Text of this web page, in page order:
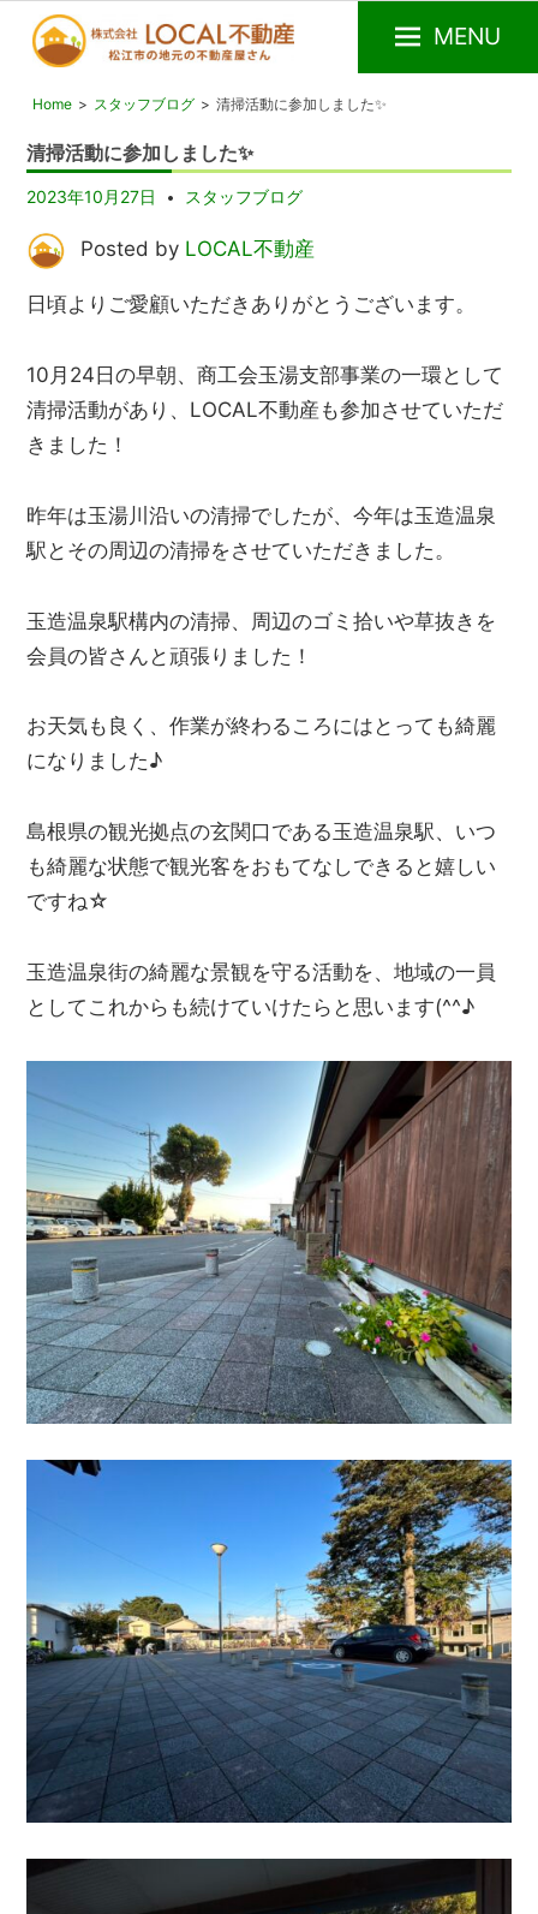
動
産
江
の
動
産
屋
MENU
Home スタッフブログ 清掃活動に参加しました✨
清掃活動に参加しました✨
2023年10月27日 スタッフブログ
Posted by LOCAL不動産
日頃よりご愛顧いただきありがとうございます。
10月24日の早朝、商工会玉湯支部事業の一環として
清掃活動があり、LOCAL不動産も参加させていただ
きました！
昨年は玉湯川沿いの清掃でしたが、今年は玉造温泉
駅とその周辺の清掃をさせていただきました。
玉造温泉駅構内の清掃、周辺のゴミ拾いや草抜きを
会員の皆さんと頑張りました！
お天気も良く、作業が終わるころにはとっても綺麗
になりました♪
島根県の観光拠点の玄関口である玉造温泉駅、いつ
も綺麗な状態で観光客をおもてなしできると嬉しい
ですね☆
玉造温泉街の綺麗な景観を守る活動を、地域の一員
としてこれからも続けていけたらと思います(^^♪